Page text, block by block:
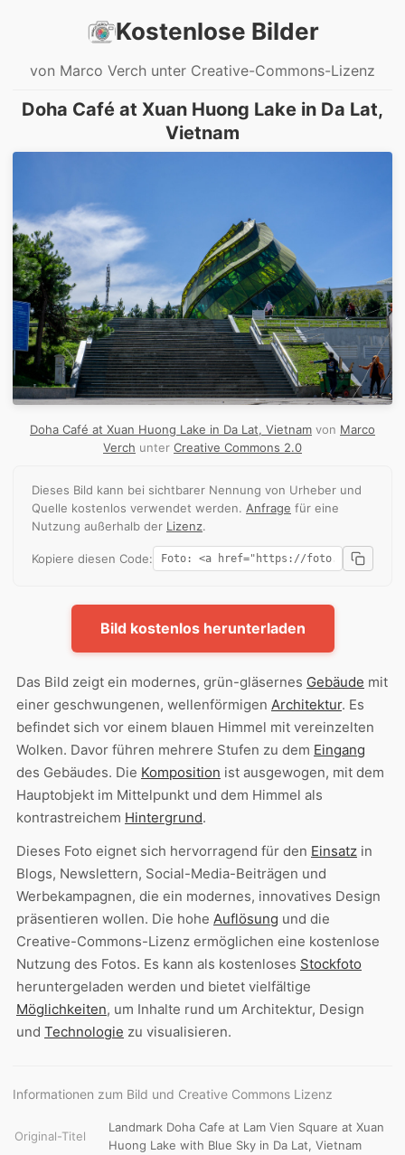
Kostenlose Bilder
von Marco Verch unter Creative-Commons-Lizenz
Doha Café at Xuan Huong Lake in Da Lat,
Vietnam
Doha Café at Xuan Huong Lake in Da Lat, Vietnam von Marco
Verch unter Creative Commons 2.0
Dieses Bild kann bei sichtbarer Nennung von Urheber und
Quelle kostenlos verwendet werden. Anfrage für eine
Nutzung außerhalb der Lizenz.
Kopiere diesen Code:
Bild kostenlos herunterladen
Das Bild zeigt ein modernes, grün-gläsernes Gebäude mit
einer geschwungenen, wellenförmigen Architektur. Es
befindet sich vor einem blauen Himmel mit vereinzelten
Wolken. Davor führen mehrere Stufen zu dem Eingang
des Gebäudes. Die Komposition ist ausgewogen, mit dem
Hauptobjekt im Mittelpunkt und dem Himmel als
kontrastreichem Hintergrund.
Dieses Foto eignet sich hervorragend für den Einsatz in
Blogs, Newslettern, Social-Media-Beiträgen und
Werbekampagnen, die ein modernes, innovatives Design
präsentieren wollen. Die hohe Auflösung und die
Creative-Commons-Lizenz ermöglichen eine kostenlose
Nutzung des Fotos. Es kann als kostenloses Stockfoto
heruntergeladen werden und bietet vielfältige
Möglichkeiten, um Inhalte rund um Architektur, Design
und Technologie zu visualisieren.
Informationen zum Bild und Creative Commons Lizenz
Original-Titel
Landmark Doha Cafe at Lam Vien Square at Xuan
Huong Lake with Blue Sky in Da Lat, Vietnam